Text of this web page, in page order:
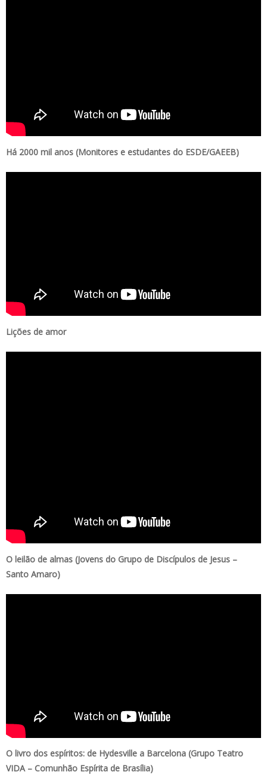
Há 2000 mil anos (Monitores e estudantes do ESDE/GAEEB)
Lições de amor
O leilão de almas (Jovens do Grupo de Discípulos de Jesus –
Santo Amaro)
O livro dos espíritos: de Hydesville a Barcelona (Grupo Teatro
VIDA – Comunhão Espírita de Brasília)